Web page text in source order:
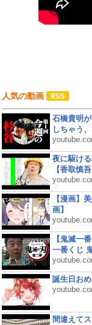
人気の動画
石橋貴明
しちゃう
夜に駆け
【香取慎吾
【漫画】
画】
【鬼滅一
一番くじ
誕生日お
間違えて